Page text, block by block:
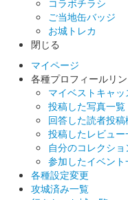
ス限定 上杉謙信【琵】版
販売終了
50枚限定
厩橋城（前橋
ス限定 上杉謙信【龍】版
販売終了
ご当地缶バッジ
お城トレカ
閉じる
マイページ
各種プロフィールリ
マイベストキャッ
投稿した写真一覧
回答した読者投
投稿したレビュー
自分のコレクシ
参加したイベント
各種設定変更
攻城済み一覧